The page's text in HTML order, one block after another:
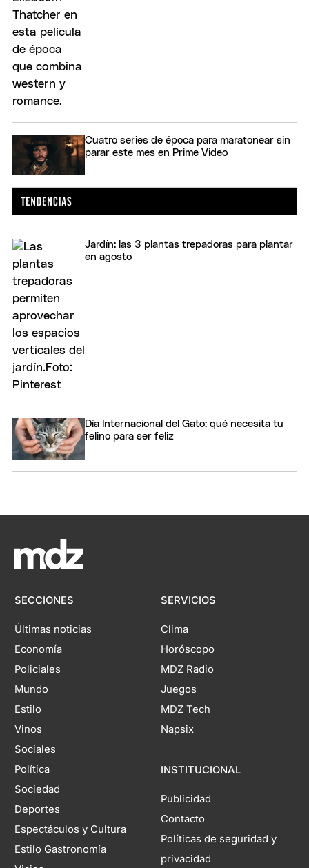
Cuatro series de época para maratonear sin
parar este mes en Prime Video
Jardín: las 3 plantas trepadoras para plantar
en agosto
Día Internacional del Gato: qué necesita tu
felino para ser feliz
SECCIONES
Últimas noticias
Economía
Policiales
Mundo
Estilo
Vinos
Sociales
Política
Sociedad
Deportes
Espectáculos y Cultura
Estilo Gastronomía
SERVICIOS
Clima
Horóscopo
MDZ Radio
Juegos
MDZ Tech
Napsix
INSTITUCIONAL
Publicidad
Contacto
Políticas de seguridad y
privacidad